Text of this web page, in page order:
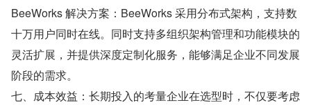
BeeWorks 解决方案：BeeWorks 采用分布式架构，支持数
十万用户同时在线。同时支持多组织架构管理和功能模块的
灵活扩展，并提供深度定制化服务，能够满足企业不同发展
阶段的需求。
七、成本效益：长期投入的考量企业在选型时，不仅要考虑